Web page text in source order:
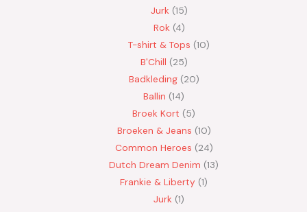
Jurk 15
Rok 4
T-shirt & Tops 10
B'Chill 25
Badkleding 20
Ballin 14
Broek Kort 5
Broeken & Jeans 10
Common Heroes 24
Dutch Dream Denim 13
Frankie & Liberty 1
Jurk 1